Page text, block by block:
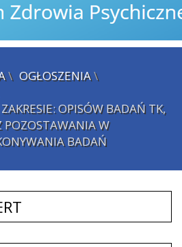
\ OGŁOSZENIA\
OPISÓW BADAŃ TK,
POZOSTAWANIA W
BADAŃ